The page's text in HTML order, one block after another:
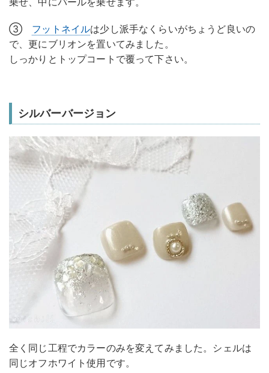
③ フットネイルは少し派手なくらいがちょうど良いの
で、更にブリオンを置いてみました。
しっかりとトップコートで覆って下さい。
シルバーバージョン
全く同じ工程でカラーのみを変えてみました。シェルは
同じオフホワイト使用です。